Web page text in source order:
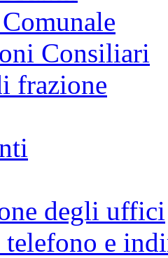
Consiliari
frazione
degli uffici
e